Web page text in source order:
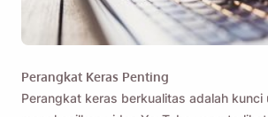
Perangkat Keras Penting
Perangkat keras berkualitas adalah kunci